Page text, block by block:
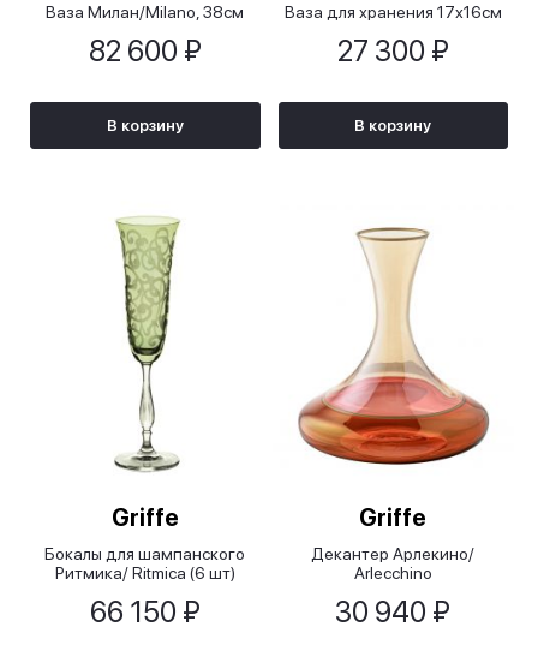
Ваза Милан/Milano, 38см
82 600 ₽
В корзину
Ваза для хранения 17х16см
27 300 ₽
В корзину
Griffe
Бокалы для шампанского
Ритмика/ Ritmica (6 шт)
66 150 ₽
Griffe
Декантер Арлекино/
Arlecchino
30 940 ₽